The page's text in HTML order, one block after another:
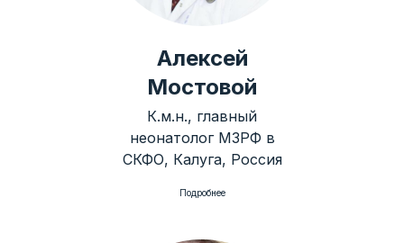
Алексей
Мостовой
К.м.н., главный
неонатолог МЗРФ в
СКФО, Калуга, Россия
Подробнее